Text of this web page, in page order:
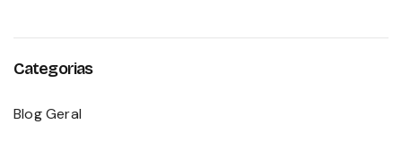
Categorias
Blog Geral